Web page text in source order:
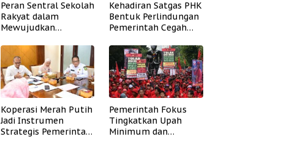
Peran Sentral Sekolah
Rakyat dalam
Mewujudkan
Kehadiran Satgas PHK
Bentuk Perlindungan
Pemerintah Cegah
Koperasi Merah Putih
Jadi Instrumen
Strategis Pemerintah
Pemerintah Fokus
Tingkatkan Upah
Minimum dan